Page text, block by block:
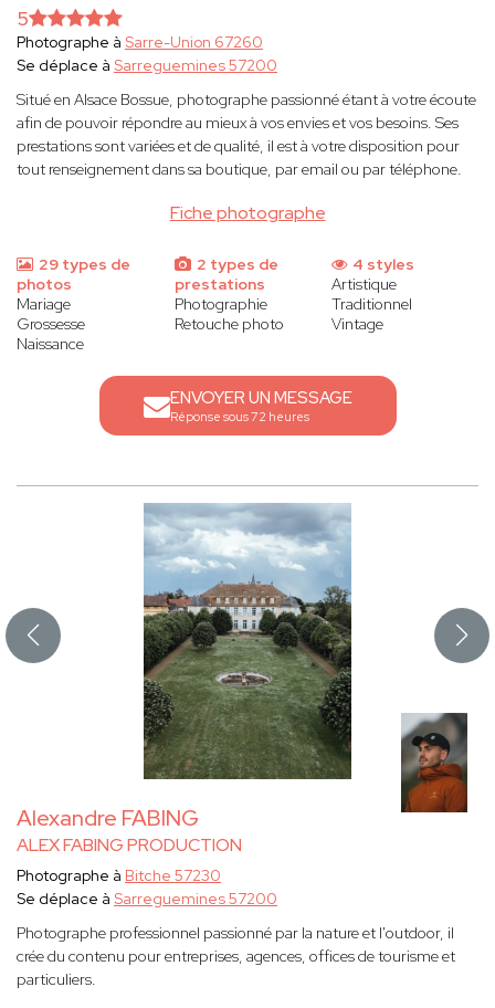
Fiche photographe
5
Photographe à Sarre-Union 67260
Se déplace à Sarreguemines 57200
Situé en Alsace Bossue, photographe passionné étant à votre écoute
afin de pouvoir répondre au mieux à vos envies et vos besoins. Ses
prestations sont variées et de qualité, il est à votre disposition pour
tout renseignement dans sa boutique, par email ou par téléphone.
29 types de
photos
Mariage
Grossesse
Naissance
2 types de
prestations
Photographie
Retouche photo
4 styles
Artistique
Traditionnel
Vintage
ENVOYER UN MESSAGE
Réponse sous 72 heures
Alexandre FABING
ALEX FABING PRODUCTION
Photographe à Bitche 57230
Se déplace à Sarreguemines 57200
Photographe professionnel passionné par la nature et l'outdoor, il
crée du contenu pour entreprises, agences, offices de tourisme et
particuliers.